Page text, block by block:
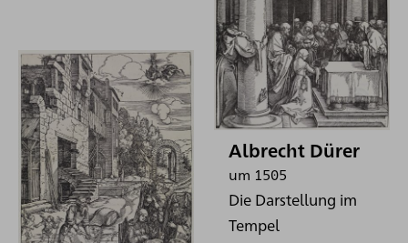
Albrecht Dürer
um 1505
Die Darstellung im
Tempel